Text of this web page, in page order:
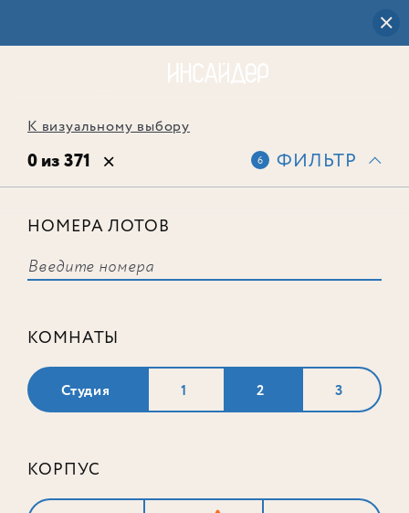
К визуальному выбору
0 из 371 6 ФИЛЬТР
НОМЕРА ЛОТОВ
КОМНАТЫ
Студия 1 2 3
КОРПУС
соответствует ни одного лота